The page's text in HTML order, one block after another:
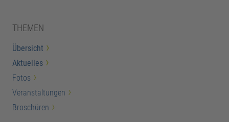
THEMEN
Übersicht
Aktuelles
Fotos
Veranstaltungen
Broschüren